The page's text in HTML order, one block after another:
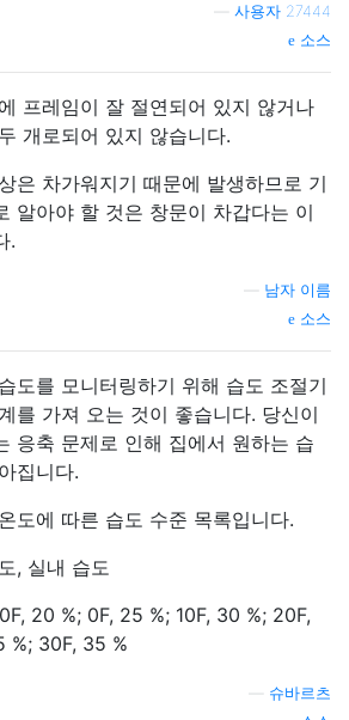
사용자 27444
소스
프레임이 잘 절연되어 있지 않거나
개로되어 있지 않습니다.
은 차가워지기 때문에 발생하므로 기
알아야 할 것은 창문이 차갑다는 이
.
남자 이름
소스
도를 모니터링하기 위해 습도 조절기
를 가져 오는 것이 좋습니다. 당신이
응축 문제로 인해 집에서 원하는 습
집니다.
도에 따른 습도 수준 목록입니다.
, 실내 습도
20 %; 0F, 25 %; 10F, 30 %; 20F,
%; 30F, 35 %
슈바르츠